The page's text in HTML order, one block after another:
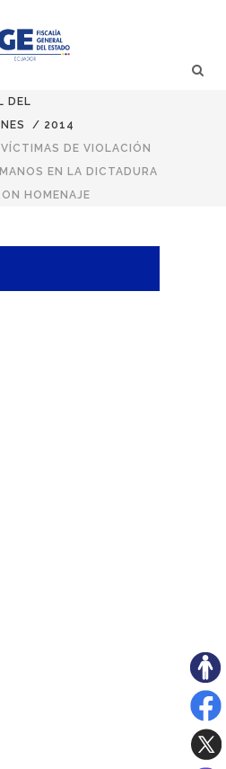
DEL
/ 2014
VÍCTIMAS DE VIOLACIÓN
EN LA DICTADURA
HOMENAJE